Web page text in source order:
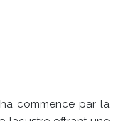
commence par la